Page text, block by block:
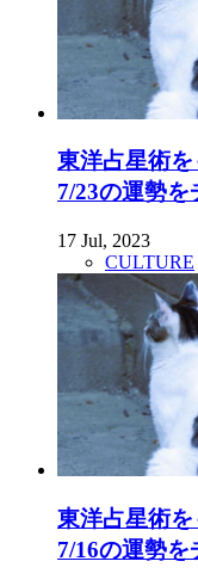
東洋占星術
7/23の運勢を
17 Jul, 2023
CULTURE
東洋占星術
7/16の運勢を